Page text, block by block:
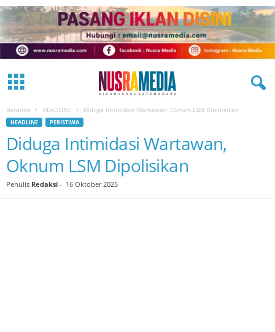
Beranda HEADLINE Diduga Intimidasi Wartawan, Oknum LSM Dipolisikan
HEADLINE PERISTIWA
Diduga Intimidasi Wartawan,
Oknum LSM Dipolisikan
Penulis Redaksi - 16 Oktober 2025